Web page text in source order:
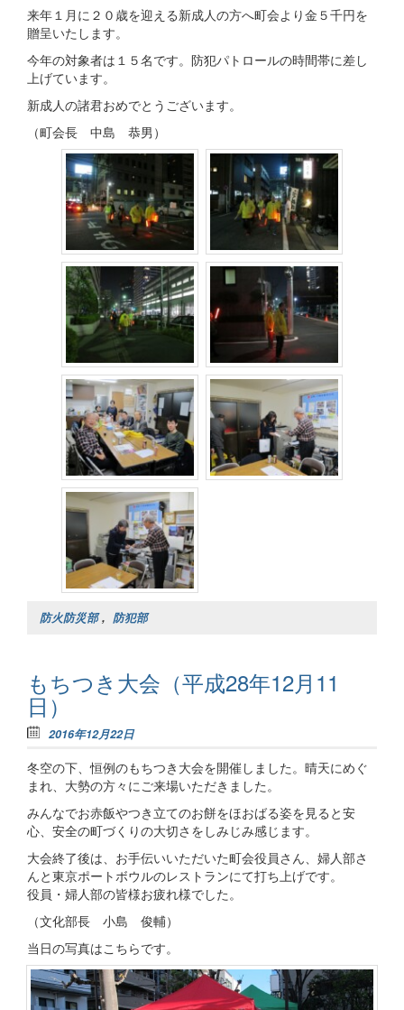
来年１月に２０歳を迎える新成人の方へ町会より金５千円を
贈呈いたします。
今年の対象者は１５名です。防犯パトロールの時間帯に差し
上げています。
新成人の諸君おめでとうございます。
（町会長 中島 恭男）
防火防災部 , 防犯部
もちつき大会（平成28年12月11
日）
2016年12月22日
冬空の下、恒例のもちつき大会を開催しました。晴天にめぐ
まれ、大勢の方々にご来場いただきました。
みんなでお赤飯やつき立てのお餅をほおばる姿を見ると安
心、安全の町づくりの大切さをしみじみ感じます。
大会終了後は、お手伝いいただいた町会役員さん、婦人部さ
んと東京ポートボウルのレストランにて打ち上げです。
役員・婦人部の皆様お疲れ様でした。
（文化部長 小島 俊輔）
当日の写真はこちらです。